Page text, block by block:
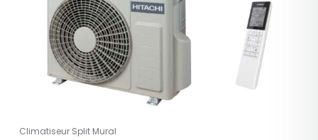
Climatiseur Split Mural